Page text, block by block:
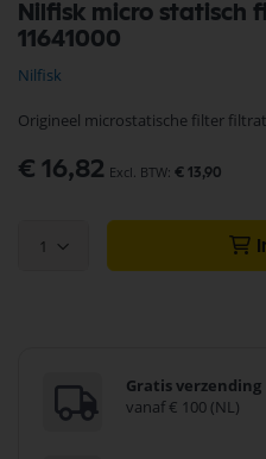
Nilfisk micro statisch
11641000
Nilfisk
Origineel microstatische filter
€ 16,82 € 13,90
1
Gratis verzending
vanaf € 100 (NL)
naar
het
van
afbeeldingen-